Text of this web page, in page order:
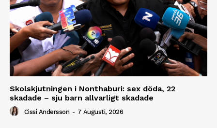
Skolskjutningen i Nonthaburi: sex döda, 22
skadade – sju barn allvarligt skadade
Cissi Andersson - 7 Augusti, 2026